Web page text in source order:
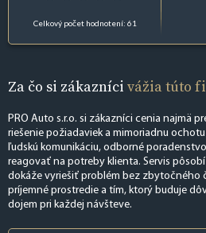
Celkový počet hodnotení: 61
Za čo si zákazníci vážia túto
PRO Auto s.r.o. si zákazníci cenia najmä
riešenie požiadaviek a mimoriadnu
ľudskú komunikáciu, odborné
reagovať na potreby klienta. Servis
dokáže vyriešiť problém bez zbytočného
príjemné prostredie a tím, ktorý buduje
dojem pri každej návšteve.